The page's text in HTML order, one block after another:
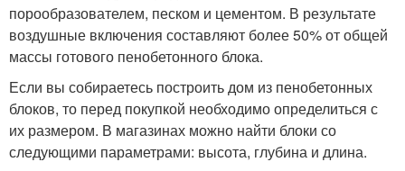
порообразователем, песком и цементом. В результате
воздушные включения составляют более 50% от общей
массы готового пенобетонного блока.
Если вы собираетесь построить дом из пенобетонных
блоков, то перед покупкой необходимо определиться с
их размером. В магазинах можно найти блоки со
следующими параметрами: высота, глубина и длина.